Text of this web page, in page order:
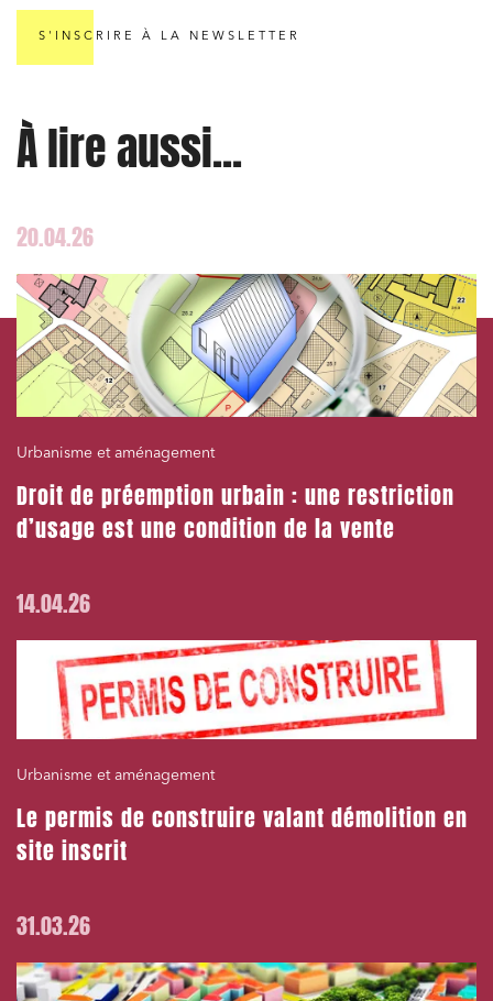
S'INSCRIRE À LA NEWSLETTER
À lire aussi...
20.04.26
Urbanisme et aménagement
Droit de préemption urbain : une restriction
d’usage est une condition de la vente
14.04.26
Urbanisme et aménagement
Le permis de construire valant démolition en
site inscrit
31.03.26
Entreprises du numérique
Établissements financiers
Règlement des litiges
Commande publique
Projets immobiliers
Environnement
Urbanisme et aménagement
Banque finance et assurance
Droit des sociétés et Fusions-Acquisitions
J'ai lu et j'accepte la